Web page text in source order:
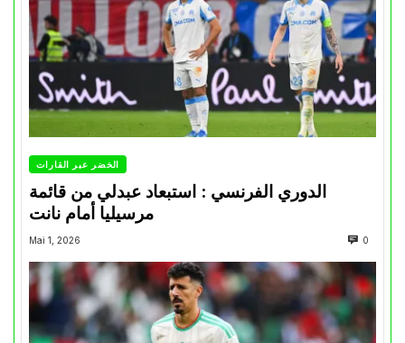
الخضر عبر القارات
الدوري الفرنسي : استبعاد عبدلي من قائمة
مرسيليا أمام نانت
Mai 1, 2026 0